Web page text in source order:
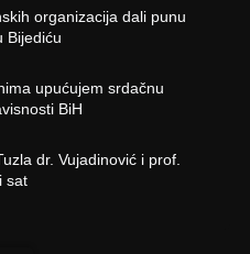
organizacija dali punu
Bijediću
upućujem srdačnu
BiH
dr. Vujadinović i prof.
sat